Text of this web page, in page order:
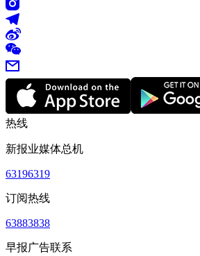
热线
新报业媒体总机
63196319
订阅热线
63883838
早报广告联系